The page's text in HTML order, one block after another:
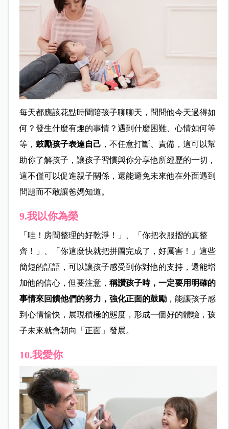
每天都應該花點時間陪孩子聊聊天，問問他今天過得如
何？發生什麼有趣的事情？遇到什麼困難、心情如何等
等， 鼓勵孩子表達自己 ，不任意打斷、責備，這可以幫
助你了解孩子，讓孩子習慣與你分享他所經歷的一切，
這不僅可以促進親子關係，還能避免未來他在外面遇到
問題而不敢讓爸媽知道。
9.我以你為榮
「哇！房間整理的好乾淨！」、「你把衣服摺的真整
齊！」、「你這麼快就把拼圖完成了，好厲害！」這些
簡短的話語，可以讓孩子感受到你對他的支持，還能增
加他的信心，但要注意， 稱讚孩子時，一定要用明確的
事情來回饋他們的努力，強化正面的鼓勵，能讓孩子感
到心情愉快，展現積極的態度，形成一個好的體驗，孩
子未來就會朝向「正面」發展。
10.我愛你